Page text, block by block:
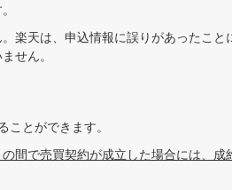
楽天は、申込情報に誤りがあったこと
せん。
とができます。
間で売買契約が成立した場合には、成